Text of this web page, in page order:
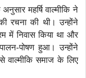
महर्षि वाल्मीकि ने
रचना की थी। उन्होंने
में निवास किया था और
पोषण हुआ। उन्होंने
वाल्मीकि समाज के लिए